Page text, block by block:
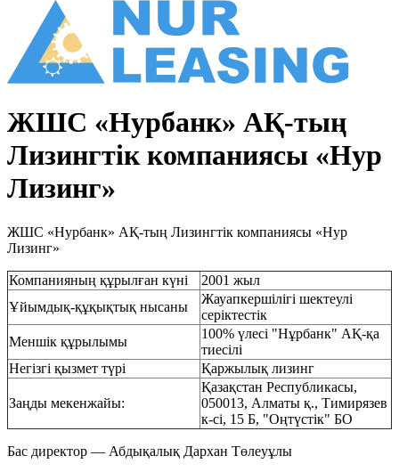
ЖШС «Нурбанк» АҚ-тың
Лизингтік компаниясы «Нур
Лизинг»
ЖШС «Нурбанк» АҚ-тың Лизингтік компаниясы «Нур
Лизинг»
Компанияның құрылған күні
2001 жыл
Ұйымдық-құқықтық нысаны
Жауапкершілігі шектеулі
серіктестік
Меншік құрылымы
100% үлесі "Нұрбанк" АҚ-қа
тиесілі
Негізгі қызмет түрі
Қаржылық лизинг
Заңды мекенжайы:
Қазақстан Республикасы,
050013, Алматы қ., Тимирязев
к-сі, 15 Б, "Оңтүстік" БО
Бас директор — Абдықалық Дархан Төлеуұлы